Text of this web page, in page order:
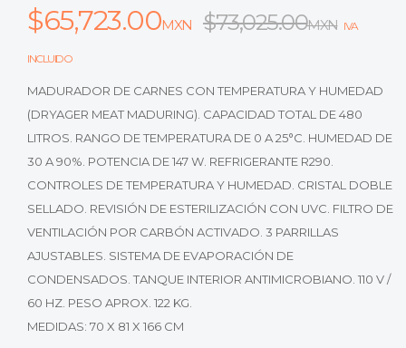
$65,723.00MXN $73,025.00MXN IVA
INCLUIDO
MADURADOR DE CARNES CON TEMPERATURA Y HUMEDAD
(DRYAGER MEAT MADURING). CAPACIDAD TOTAL DE 480
LITROS. RANGO DE TEMPERATURA DE 0 A 25°C. HUMEDAD DE
30 A 90%. POTENCIA DE 147 W. REFRIGERANTE R290.
CONTROLES DE TEMPERATURA Y HUMEDAD. CRISTAL DOBLE
SELLADO. REVISIÓN DE ESTERILIZACIÓN CON UVC. FILTRO DE
VENTILACIÓN POR CARBÓN ACTIVADO. 3 PARRILLAS
AJUSTABLES. SISTEMA DE EVAPORACIÓN DE
CONDENSADOS. TANQUE INTERIOR ANTIMICROBIANO. 110 V /
60 HZ. PESO APROX. 122 KG.
MEDIDAS: 70 X 81 X 166 CM